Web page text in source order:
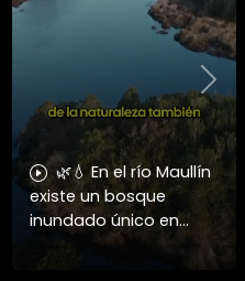
🌿💧 En el río Maullín
existe un bosque
inundado único en
Chile, hogar del huillín y
de cientos de especies.